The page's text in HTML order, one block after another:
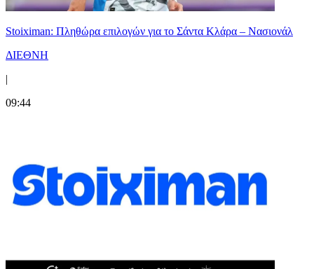
Stoiximan: Πληθώρα επιλογών για το Σάντα Κλάρα – Νασιονάλ
ΔΙΕΘΝΗ
|
09:44